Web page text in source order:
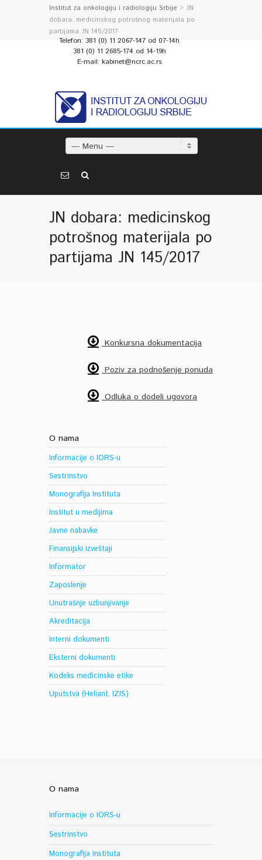
Institut za onkologiju i radiologiju Srbije > JN
dobara: medicinskog potrošnog materijala po
partijama JN 145/2017
Telefon: 381 (0) 11 2067-147 od 07-14h
381 (0) 11 2685-174 od 14-19h
E-mail: kabinet@ncrc.ac.rs
— Menu —
JN dobara: medicinskog
potrošnog materijala po
partijama JN 145/2017
Konkursna dokumentacija
Poziv za podnošenje ponuda
Odluka o dodeli ugovora
O nama
Informacije o IORS-u
Sestrinstvo
Monografija Instituta
Institut u medijima
Javne nabavke
Finansijski izveštaji
Informator
Zaposlenje
Unutrašnje uzbunjivanje
Akreditacija
Interni dokumenti
Eksterni dokumenti
Kodeks medicinske etike
Uputstva (Heliant, IZIS)
O nama
Informacije o IORS-u
Sestrinstvo
Monografija Instituta